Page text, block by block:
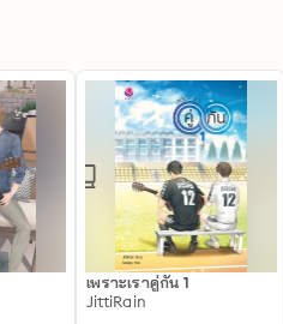
เพราะเราคู่กัน 1
JittiRain